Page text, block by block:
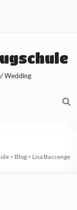
Wedding
> Blog> Lisa Bassenge